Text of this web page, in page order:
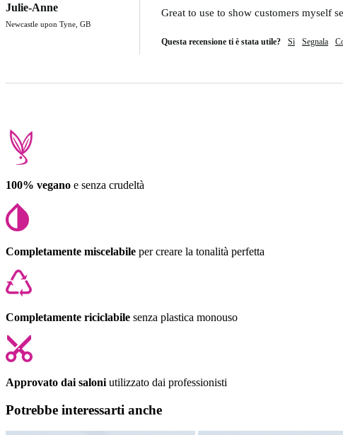
Julie-Anne
Newcastle upon Tyne, GB
Great to use to show customers myself
Questa recensione ti è stata utile? Sì Segnala
100% vegano e senza crudeltà
Completamente miscelabile per creare la tonalità perfetta
Completamente riciclabile senza plastica monouso
Approvato dai saloni utilizzato dai professionisti
Potrebbe interessarti anche